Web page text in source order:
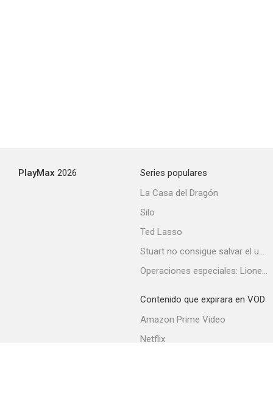
PlayMax 2026
Series populares
La Casa del Dragón
Silo
Ted Lasso
Stuart no consigue salvar el universo
Operaciones especiales: Lioness
Contenido que expirara en VOD
Amazon Prime Video
Netflix